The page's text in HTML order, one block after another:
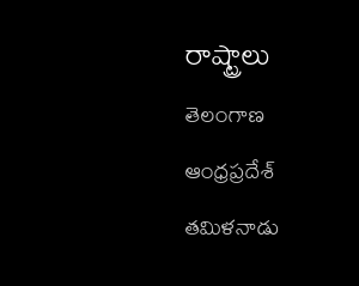
రాష్ట్రాలు
తెలంగాణ
ఆంధ్రప్రదేశ్
తమిళనాడు